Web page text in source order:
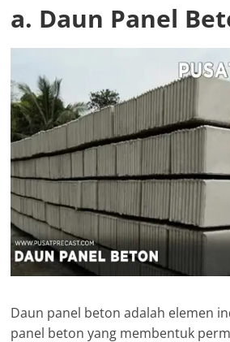
a. Daun Panel
Daun panel beton adalah elemen
panel beton yang membentuk